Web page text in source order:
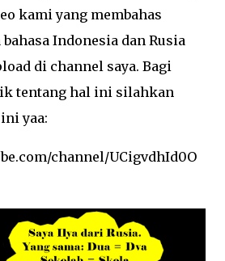
kami yang membahas
Indonesia dan Rusia
di channel saya. Bagi
tentang hal ini silahkan
yaa:
channel/UCigvdhId0O